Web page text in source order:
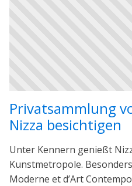
Privatsammlung
Nizza besichtigen
Unter Kennern genießt
Kunstmetropole.
Moderne et d’Art